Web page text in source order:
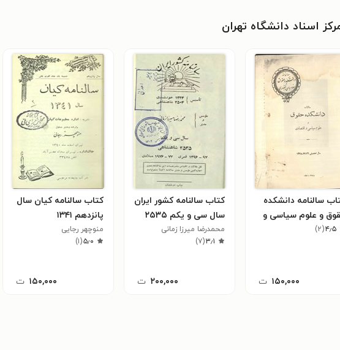
اسناد دانشگاه تهران
سالنامه دانشکده
و علوم سیاسی و
سال ۱۳۲۸ ۴٫۵(۲)
۱۵۰,۰۰۰ ت
کتاب سالنامه کشور ایران
سال سی و یکم ۲۵۳۵
محمد‌رضا میرزا زمانی
۳٫۱(۷)
۲۰۰,۰۰۰ ت
کتاب سالنامه کیان سال
پانزدهم ۱۳۴۱
منوچهر رجایی
۵٫۰(۱)
۱۵۰,۰۰۰ ت